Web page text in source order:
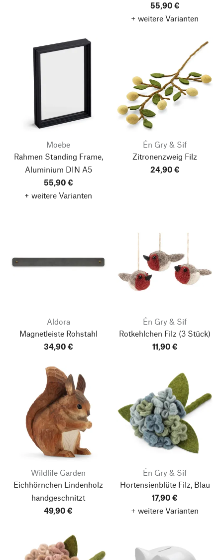
55,90 €
+ weitere Varianten
Moebe
Rahmen Standing Frame,
Aluminium DIN A5
55,90 €
+ weitere Varianten
Én Gry & Sif
Zitronenzweig Filz
24,90 €
Aldora
Magnetleiste Rohstahl
34,90 €
Én Gry & Sif
Rotkehlchen Filz (3 Stück)
11,90 €
Wildlife Garden
Eichhörnchen Lindenholz
handgeschnitzt
49,90 €
Én Gry & Sif
Hortensienblüte Filz, Blau
17,90 €
+ weitere Varianten